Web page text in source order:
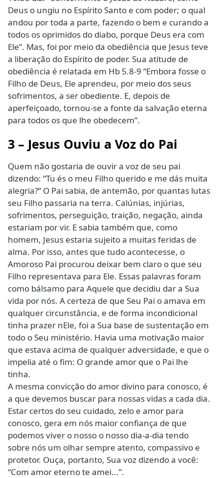
Deus o ungiu no Espírito Santo e com poder; o qual
andou por toda a parte, fazendo o bem e curando a
todos os oprimidos do diabo, porque Deus era com
Ele”. Mas, foi por meio da obediência que Jesus teve
a liberação do Espírito de poder. Sua atitude de
obediência é relatada em Hb 5.8-9 “Embora fosse o
Filho de Deus, Ele aprendeu, por meio dos seus
sofrimentos, a ser obediente. E, depois de
aperfeiçoado, tornou-se a fonte da salvação eterna
para todos os que lhe obedecem”.
3 – Jesus Ouviu a Voz do Pai
Quem não gostaria de ouvir a voz de seu pai
dizendo: “Tu és o meu Filho querido e me dás muita
alegria?” O Pai sabia, de antemão, por quantas lutas
seu Filho passaria na terra. Calúnias, injúrias,
sofrimentos, perseguição, traição, negação, ainda
estariam por vir. E sabia também que, como
homem, Jesus estaria sujeito a muitas feridas de
alma. Por isso, antes que tudo acontecesse, o
Amoroso Pai procurou deixar bem claro o que seu
Filho representava para Ele. Essas palavras foram
como bálsamo para Aquele que decidiu dar a Sua
vida por nós. A certeza de que Seu Pai o amava em
qualquer circunstância, e de forma incondicional
tinha prazer nEle, foi a Sua base de sustentação em
todo o Seu ministério. Havia uma motivação maior
que estava acima de qualquer adversidade, e que o
impelia até o fim: O grande amor que o Pai lhe
tinha.
A mesma convicção do amor divino para conosco, é
a que devemos buscar para nossas vidas a cada dia.
Estar certos do seu cuidado, zelo e amor para
conosco, gera em nós maior confiança de que
podemos viver o nosso o nosso dia-a-dia tendo
sobre nós um olhar sempre atento, compassivo e
protetor. Ouça, portanto, Sua voz dizendo a você:
“Com amor eterno te amei...”.